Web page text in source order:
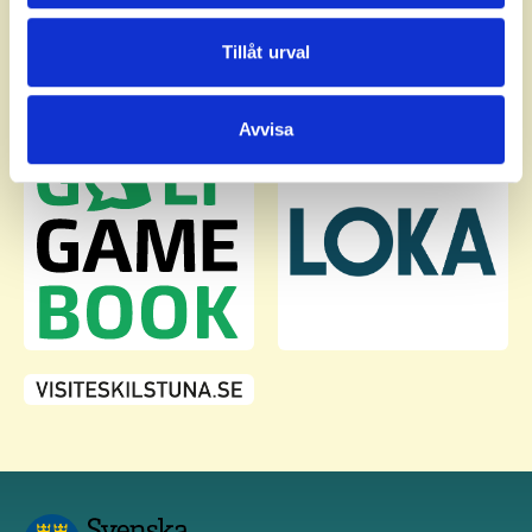
annons- och analysföretag som vi samarbetar med.
Dessa kan i sin tur kombinera informationen med annan
Tillåt urval
Avvisa